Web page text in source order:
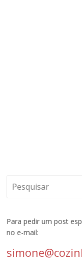
Para pedir um post
no e-mail: